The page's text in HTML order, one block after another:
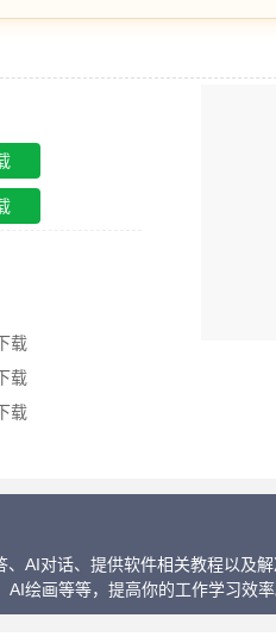
载
载
载
AI对话、提供软件相关教程以及
绘画等等，提高你的工作学习效率